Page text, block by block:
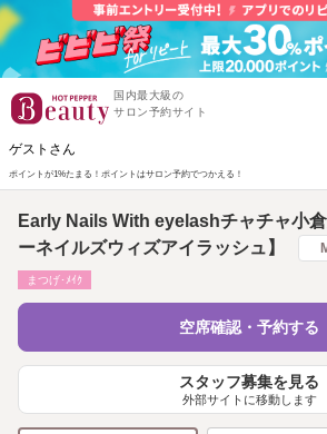
国内最大級の
サロン予約サイト
ゲストさん
ポイントが1%たまる！ ポイントはサロン予約でつかえる！
Early Nails With eyelashチャチャ小
ーネイルズウィズアイラッシュ】
まつげ･ﾒｲｸ
空席確認・予約する
スタッフ募集を見る
外部サイトに移動します